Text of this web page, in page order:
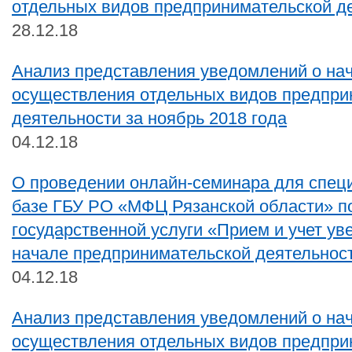
отдельных видов предпринимательской
28.12.18
Анализ представления уведомлений о
осуществления отдельных видов
деятельности за ноябрь 2018 года
04.12.18
О проведении онлайн-семинара для
базе ГБУ РО «МФЦ Рязанской области»
государственной услуги «Прием и учет
начале предпринимательской
04.12.18
Анализ представления уведомлений о
осуществления отдельных видов